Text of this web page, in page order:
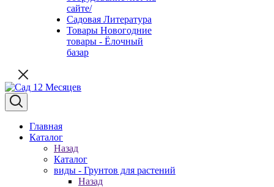
сайте/
Садовая Литература
Товары Новогодние
товары - Ёлочный
базар
Главная
Каталог
Назад
Каталог
виды - Грунтов для растений
Назад